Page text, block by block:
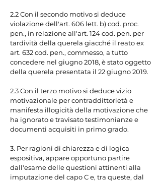
2.2 Con il secondo motivo si deduce
violazione dell'art. 606 lett. b) cod. proc.
pen., in relazione all'art. 124 cod. pen. per
tardività della querela giacché il reato ex
art. 632 cod. pen., commesso, a tutto
concedere nel giugno 2018, è stato oggetto
della querela presentata il 22 giugno 2019.
2.3 Con il terzo motivo si deduce vizio
motivazionale per contraddittorietà e
manifesta illogicità della motivazione che
ha ignorato e travisato testimonianze e
documenti acquisiti in primo grado.
3. Per ragioni di chiarezza e di logica
espositiva, appare opportuno partire
dall'esame delle questioni attinenti alla
imputazione del capo C e, tra queste, dal